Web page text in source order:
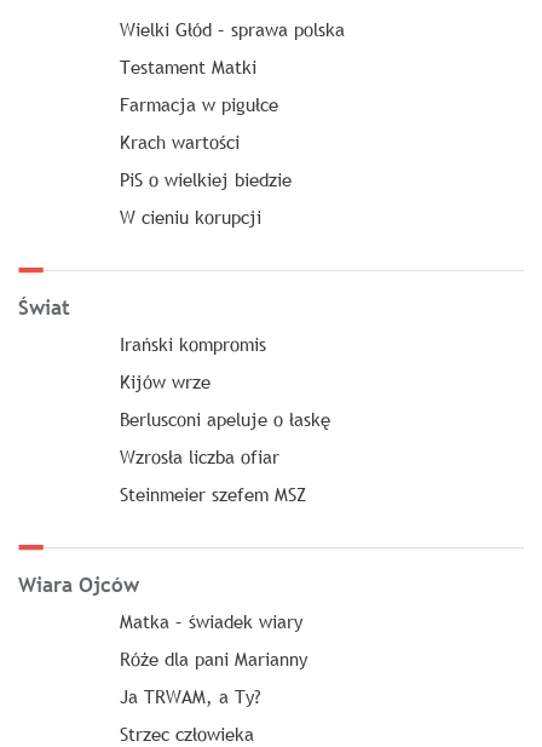
Wielki Głód – sprawa polska
Testament Matki
Farmacja w pigułce
Krach wartości
PiS o wielkiej biedzie
W cieniu korupcji
Świat
Irański kompromis
Kijów wrze
Berlusconi apeluje o łaskę
Wzrosła liczba ofiar
Steinmeier szefem MSZ
Wiara Ojców
Matka – świadek wiary
Róże dla pani Marianny
Ja TRWAM, a Ty?
Strzec człowieka